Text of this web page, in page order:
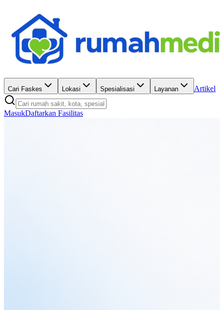
Cari Faskes Lokasi Spesialisasi Layanan Artikel
MasukDaftarkan Fasilitas